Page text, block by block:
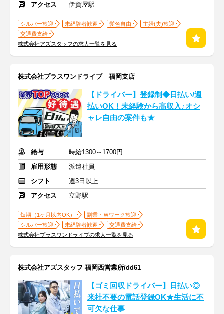
アクセス
伊賀屋駅
シルバー歓迎 未経験者歓迎 髪色自由
主婦(夫)歓迎
交通費支給
株式会社アズスタッフの求人一覧を見る
株式会社プラスワンドライブ 福岡支店
【ドライバー】登録制◆日払い/週
払いOK！未経験から高収入♪オシ
ャレ自由の案件も★
給与
時給1300～1700円
雇用形態
派遣社員
シフト
週3日以上
アクセス
立野駅
短期（1ヶ月以内OK）
副業・Ｗワーク歓迎
シルバー歓迎
未経験者歓迎
交通費支給
株式会社プラスワンドライブの求人一覧を見る
株式会社アズスタッフ 福岡西営業所/dd61
【ゴミ回収ドライバー】日払い◎
来社不要の電話登録OK★生活に不
可欠な仕事